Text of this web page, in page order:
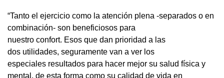
“Tanto el ejercicio como la atención plena -separados o en
combinación- son beneficiosos para
nuestro confort. Esos que dan prioridad a las
dos utilidades, seguramente van a ver los
especiales resultados para hacer mejor su salud física y
mental, de esta forma como su calidad de vida en